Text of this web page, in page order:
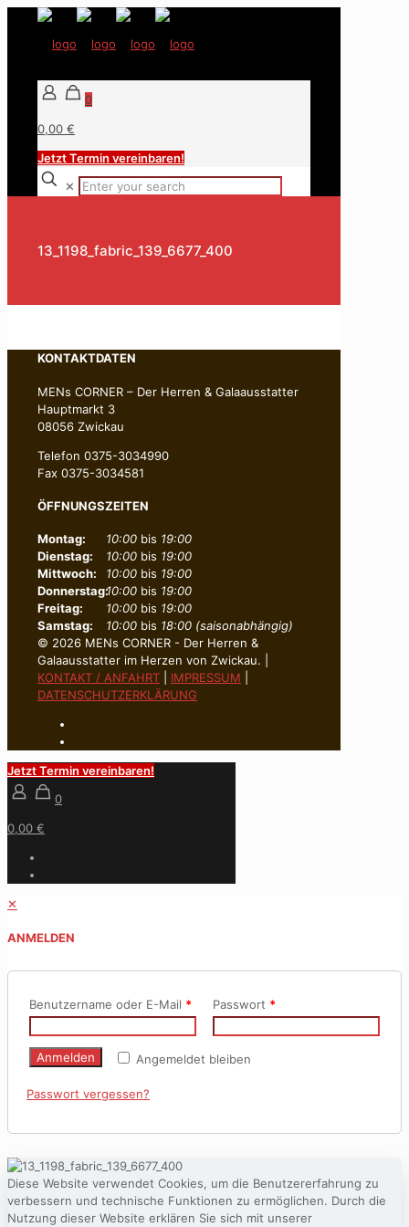
0
0,00 €
Jetzt Termin vereinbaren!
✕
13_1198_fabric_139_6677_400
KONTAKTDATEN
MENs CORNER – Der Herren & Galaausstatter
Hauptmarkt 3
08056 Zwickau
Telefon 0375-3034990
Fax 0375-3034581
ÖFFNUNGSZEITEN
Montag:
Dienstag:
Mittwoch:
Donnerstag:
Freitag:
Samstag:
10:00bis 19:00
10:00bis 19:00
10:00bis 19:00
10:00bis 19:00
10:00bis 19:00
10:00bis 18:00 (saisonabhängig)
© 2026 MENs CORNER - Der Herren &
Galaausstatter im Herzen von Zwickau. |
KONTAKT / ANFAHRT
IMPRESSUM
DATENSCHUTZERKLÄRUNG
Jetzt Termin vereinbaren!
0
0,00 €
✕
ANMELDEN
Benutzername oder E-Mail * Passwort *
Angemeldet bleiben
Anmelden
Passwort vergessen?
Diese Website verwendet Cookies, um die Benutzererfahrung zu
verbessern und technische Funktionen zu ermöglichen. Durch die
Nutzung dieser Website erklären Sie sich mit unserer